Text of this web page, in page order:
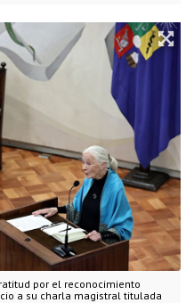
por el reconocimiento
a su charla magistral titulada